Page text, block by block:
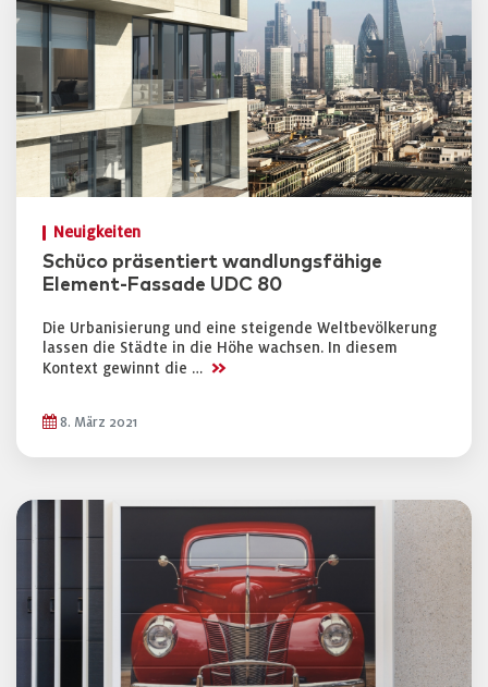
Neuigkeiten
Schüco präsentiert wandlungsfähige
Element-Fassade UDC 80
Die Urbanisierung und eine steigende Weltbevölkerung
lassen die Städte in die Höhe wachsen. In diesem
Kontext gewinnt die … >>
8. März 2021